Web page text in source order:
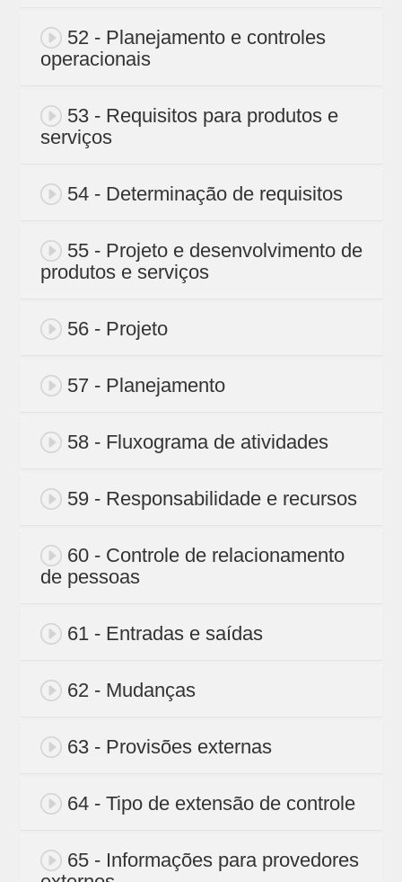
52 - Planejamento e controles
operacionais
53 - Requisitos para produtos e
serviços
54 - Determinação de requisitos
55 - Projeto e desenvolvimento de
produtos e serviços
56 - Projeto
57 - Planejamento
58 - Fluxograma de atividades
59 - Responsabilidade e recursos
60 - Controle de relacionamento
de pessoas
61 - Entradas e saídas
62 - Mudanças
63 - Provisões externas
64 - Tipo de extensão de controle
65 - Informações para provedores